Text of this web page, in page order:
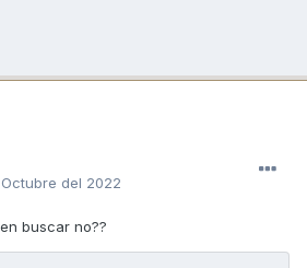
Octubre del 2022
buscar no??